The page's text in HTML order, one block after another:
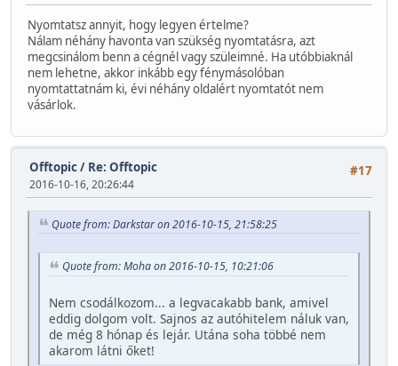
Nyomtatsz annyit, hogy legyen értelme?
Nálam néhány havonta van szükség nyomtatásra, azt
megcsinálom benn a cégnél vagy szüleimné. Ha utóbbiaknál
nem lehetne, akkor inkább egy fénymásolóban
nyomtattatnám ki, évi néhány oldalért nyomtatót nem
vásárlok.
#17
Offtopic/ Re: Offtopic
2016-10-16, 20:26:44
Quote from: Darkstar on 2016-10-15, 21:58:25
Quote from: Moha on 2016-10-15, 10:21:06
Nem csodálkozom... a legvacakabb bank, amivel
eddig dolgom volt. Sajnos az autóhitelem náluk van,
de még 8 hónap és lejár. Utána soha többé nem
akarom látni őket!